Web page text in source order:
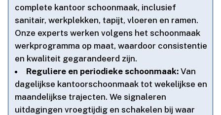
complete kantoor schoonmaak, inclusief
sanitair, werkplekken, tapijt, vloeren en ramen.​
Onze experts werken volgens het schoonmaak
werkprogramma op maat, waardoor consistentie
en kwaliteit gegarandeerd zijn.​
Reguliere en periodieke schoonmaak: Van
dagelijkse kantoorschoonmaak tot wekelijkse en
maandelijkse trajecten.​ We signaleren
uitdagingen vroegtijdig en schakelen bij waar